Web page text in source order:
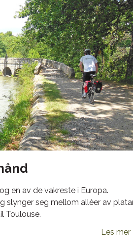
en av de vakreste i Europa.
slynger seg mellom allèer av
Toulouse.
Les mer